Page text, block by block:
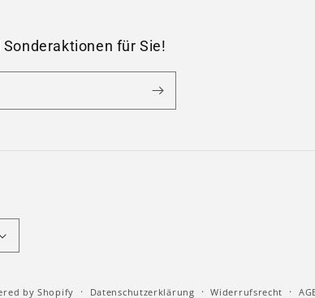
für Sie!
by Shopify Datenschutzerklärung Widerrufsrecht